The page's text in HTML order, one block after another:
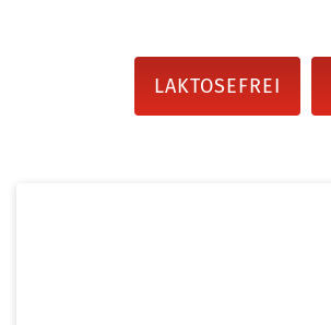
LAKTOSEFREI